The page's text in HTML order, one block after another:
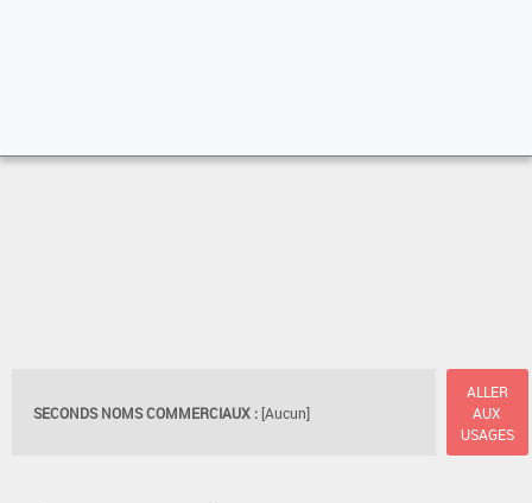
SECONDS NOMS COMMERCIAUX : [Aucun]
ALLER
AUX
USAGES